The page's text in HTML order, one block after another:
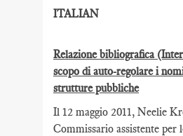
ITALIAN
Relazione bibliografica
scopo di auto-regolare i
strutture pubbliche
Il 12 maggio 2011, Neelie
Commissario assistente